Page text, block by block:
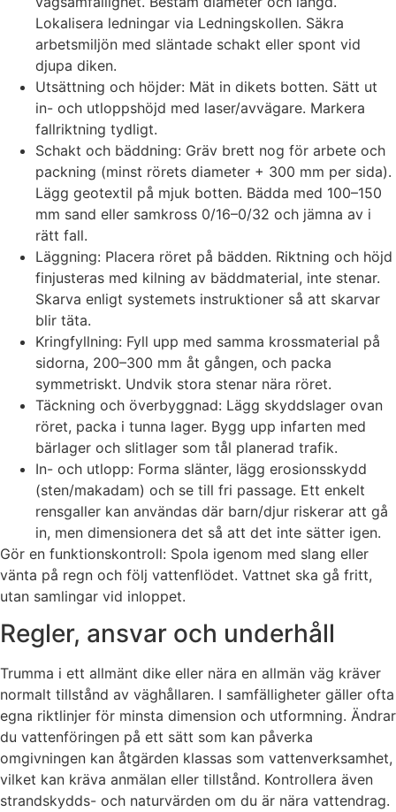
Lokalisera ledningar via Ledningskollen. Säkra
arbetsmiljön med släntade schakt eller spont vid
djupa diken.
Utsättning och höjder: Mät in dikets botten. Sätt ut
in- och utloppshöjd med laser/avvägare. Markera
fallriktning tydligt.
Schakt och bäddning: Gräv brett nog för arbete och
packning (minst rörets diameter + 300 mm per sida).
Lägg geotextil på mjuk botten. Bädda med 100–150
mm sand eller samkross 0/16–0/32 och jämna av i
rätt fall.
Läggning: Placera röret på bädden. Riktning och höjd
finjusteras med kilning av bäddmaterial, inte stenar.
Skarva enligt systemets instruktioner så att skarvar
blir täta.
Kringfyllning: Fyll upp med samma krossmaterial på
sidorna, 200–300 mm åt gången, och packa
symmetriskt. Undvik stora stenar nära röret.
Täckning och överbyggnad: Lägg skyddslager ovan
röret, packa i tunna lager. Bygg upp infarten med
bärlager och slitlager som tål planerad trafik.
In- och utlopp: Forma slänter, lägg erosionsskydd
(sten/makadam) och se till fri passage. Ett enkelt
rensgaller kan användas där barn/djur riskerar att gå
in, men dimensionera det så att det inte sätter igen.
Gör en funktionskontroll: Spola igenom med slang eller
vänta på regn och följ vattenflödet. Vattnet ska gå fritt,
utan samlingar vid inloppet.
Regler, ansvar och underhåll
Trumma i ett allmänt dike eller nära en allmän väg kräver
normalt tillstånd av väghållaren. I samfälligheter gäller ofta
egna riktlinjer för minsta dimension och utformning. Ändrar
du vattenföringen på ett sätt som kan påverka
omgivningen kan åtgärden klassas som vattenverksamhet,
vilket kan kräva anmälan eller tillstånd. Kontrollera även
strandskydds- och naturvärden om du är nära vattendrag.